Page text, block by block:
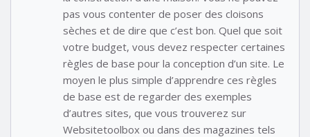
pas vous contenter de poser des cloisons
sèches et de dire que c’est bon. Quel que soit
votre budget, vous devez respecter certaines
règles de base pour la conception d’un site. Le
moyen le plus simple d’apprendre ces règles
de base est de regarder des exemples
d’autres sites, que vous trouverez sur
Websitetoolbox ou dans des magazines tels